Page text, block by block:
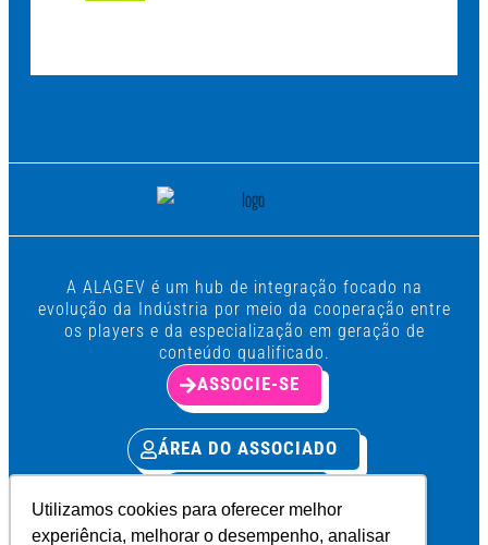
Utilizamos cookies para oferecer melhor
experiência, melhorar o desempenho, analisar
A ALAGEV é um hub de integração focado na
evolução da Indústria por meio da cooperação entre
os players e da especialização em geração de
conteúdo qualificado.
ASSOCIE-SE
ÁREA DO ASSOCIADO